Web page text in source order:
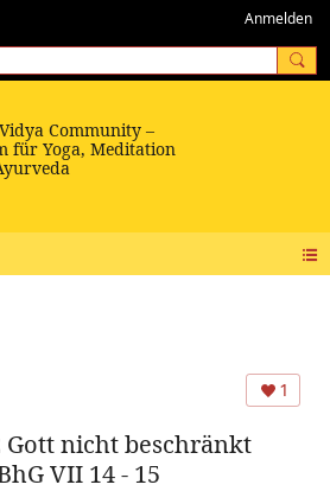
Anmelden
1
Gott nicht beschränkt
VII 14 - 15